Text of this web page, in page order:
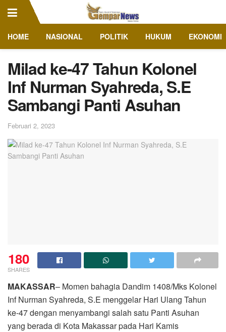
HOME NASIONAL POLITIK HUKUM EKONOMI
Milad ke-47 Tahun Kolonel
Inf Nurman Syahreda, S.E
Sambangi Panti Asuhan
Februari 2, 2023
180
SHARES
MAKASSAR– Momen bahagia Dandim 1408/Mks Kolonel
Inf Nurman Syahreda, S.E menggelar Hari Ulang Tahun
ke-47 dengan menyambangi salah satu Panti Asuhan
yang berada di Kota Makassar pada Hari Kamis